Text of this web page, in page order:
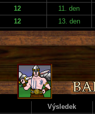
12
11. den
12 13. den
Výsledek